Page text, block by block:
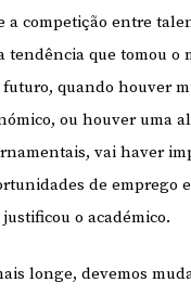
a competição entre
tendência que tomou o
quando houver
ou houver uma
vai haver
de emprego
o académico.
longe, devemos